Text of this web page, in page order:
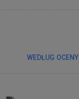
WEDŁUG OCENY